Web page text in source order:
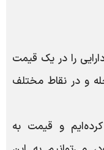
را در یک قیمت
و در نقاط مختلف
و قیمت به